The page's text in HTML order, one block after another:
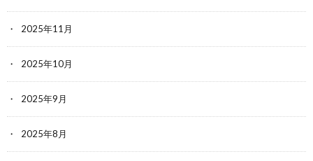
2025年11月
2025年10月
2025年9月
2025年8月